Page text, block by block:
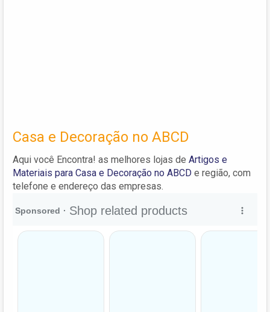
Casa e Decoração no ABCD
Aqui você Encontra! as melhores lojas de Artigos e
Materiais para Casa e Decoração no ABCD e região, com
telefone e endereço das empresas.